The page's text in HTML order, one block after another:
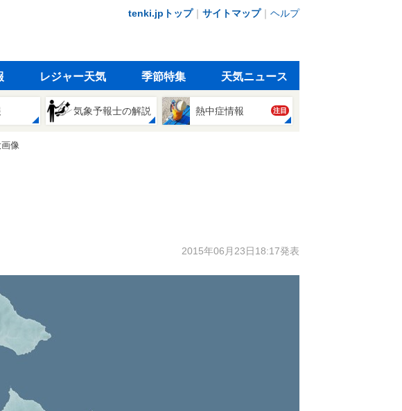
tenki.jpトップ｜ サイトマップ｜ ヘルプ
レジャー天気 季節特集 天気ニュース
気象予報士の解説 熱中症情報 注目
像
2015年06月23日18:17発表